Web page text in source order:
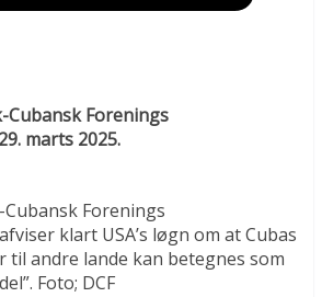
Cubansk Forenings
marts 2025.
Forenings
klart USA’s løgn om at Cubas
til andre lande kan betegnes som
Foto; DCF